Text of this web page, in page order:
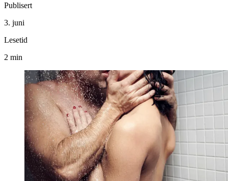
Publisert
3. juni
Lesetid
2 min